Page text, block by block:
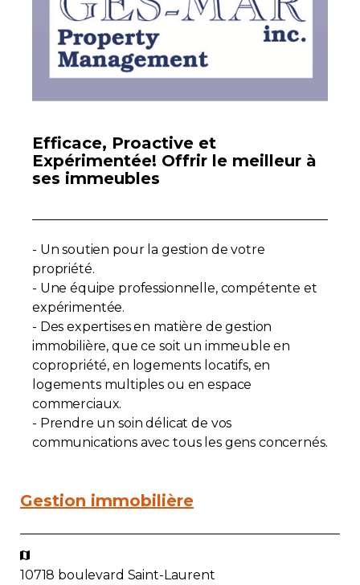
Zone Membres
Adhésion
Efficace, Proactive et
Expérimentée! Offrir le meilleur à
ses immeubles
- Un soutien pour la gestion de votre
propriété.
- Une équipe professionnelle, compétente et
expérimentée.
- Des expertises en matière de gestion
immobilière, que ce soit un immeuble en
copropriété, en logements locatifs, en
logements multiples ou en espace
commerciaux.
- Prendre un soin délicat de vos
communications avec tous les gens concernés.
Gestion immobilière
10718 boulevard Saint-Laurent